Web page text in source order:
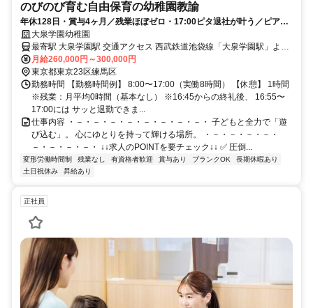
のびのび育む自由保育の幼稚園教諭
年休128日・賞与4ヶ月／残業ほぼゼロ・17:00ピタ退社が叶う／ピアノ
苦手でも大丈夫！20〜70代活躍中！
大泉学園幼稚園
最寄駅 大泉学園駅 交通アクセス 西武鉄道池袋線「大泉学園駅」より
月給260,000円～300,000円
東京都東京23区練馬区
勤務時間 【勤務時間例】 8:00〜17:00（実働8時間） 【休憩】 1時間
※残業：月平均0時間（基本なし） ※16:45からの終礼後、 16:55〜
17:00には サッと退勤できま...
仕事内容 ・－・－・－・－・－・－・－・－・ 子どもと全力で「遊
び込む」。 心にゆとりを持って輝ける場所。 ・－・－・－・－・
－・－・－・－・ ↓↓求人のPOINTを要チェック↓↓ ✅ 圧倒...
変形労働時間制 残業なし 有資格者歓迎 賞与あり ブランクOK
長期休暇あり
土日祝休み
昇給あり
正社員